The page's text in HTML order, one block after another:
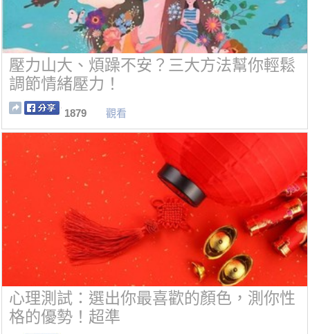
壓力山大、煩躁不安？三大方法幫你輕鬆
調節情緒壓力！
1879 觀看
心理測試：選出你最喜歡的顏色，測你性
格的優勢！超準